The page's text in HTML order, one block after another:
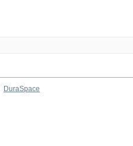
DuraSpace